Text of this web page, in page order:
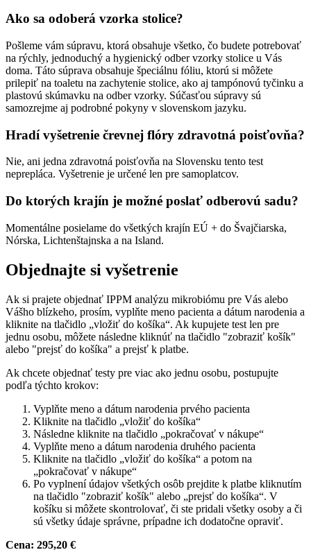
Ako sa odoberá vzorka stolice?
Pošleme vám súpravu, ktorá obsahuje všetko, čo budete potrebovať
na rýchly, jednoduchý a hygienický odber vzorky stolice u Vás
doma. Táto súprava obsahuje špeciálnu fóliu, ktorú si môžete
prilepiť na toaletu na zachytenie stolice, ako aj tampónovú tyčinku a
plastovú skúmavku na odber vzorky. Súčasťou súpravy sú
samozrejme aj podrobné pokyny v slovenskom jazyku.
Hradí vyšetrenie črevnej flóry zdravotná poisťovňa?
Nie, ani jedna zdravotná poisťovňa na Slovensku tento test
neprepláca. Vyšetrenie je určené len pre samoplatcov.
Do ktorých krajín je možné poslať odberovú sadu?
Momentálne posielame do všetkých krajín EÚ + do Švajčiarska,
Nórska, Lichtenštajnska a na Island.
Objednajte si vyšetrenie
Ak si prajete objednať IPPM analýzu mikrobiómu pre Vás alebo
Vášho blízkeho, prosím, vyplňte meno pacienta a dátum narodenia a
kliknite na tlačidlo „vložiť do košíka“. Ak kupujete test len pre
jednu osobu, môžete následne kliknúť na tlačidlo "zobraziť košík"
alebo "prejsť do košíka" a prejsť k platbe.
Ak chcete objednať testy pre viac ako jednu osobu, postupujte
podľa týchto krokov:
Vyplňte meno a dátum narodenia prvého pacienta
Kliknite na tlačidlo „vložiť do košíka“
Následne kliknite na tlačidlo „pokračovať v nákupe“
Vyplňte meno a dátum narodenia druhého pacienta
Kliknite na tlačidlo „vložiť do košíka“ a potom na
„pokračovať v nákupe“
Po vyplnení údajov všetkých osôb prejdite k platbe kliknutím
na tlačidlo "zobraziť košík" alebo „prejsť do košíka“. V
košíku si môžete skontrolovať, či ste pridali všetky osoby a či
sú všetky údaje správne, prípadne ich dodatočne opraviť.
Cena: 295,20 €